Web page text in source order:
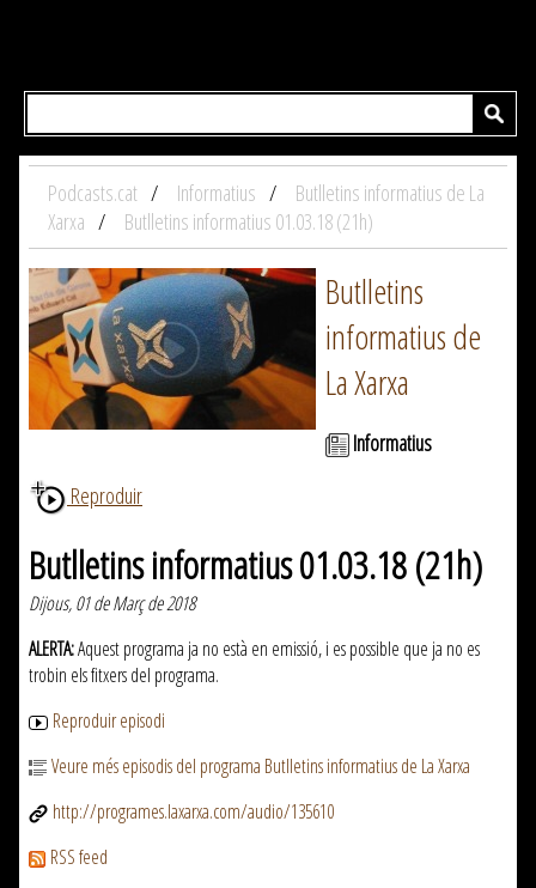
Podcasts.cat Informatius
Butlletins informatius de La
Xarxa
Butlletins informatius 01.03.18 (21h)
Butlletins
informatius de
La Xarxa
Informatius
Reproduir
Butlletins informatius 01.03.18 (21h)
Dijous, 01 de Març de 2018
ALERTA:Aquest programa ja no està en emissió, i es possible que ja no es
trobin els fitxers del programa.
Reproduir episodi
Veure més episodis del programa Butlletins informatius de La Xarxa
http://programes.laxarxa.com/audio/135610
RSS feed